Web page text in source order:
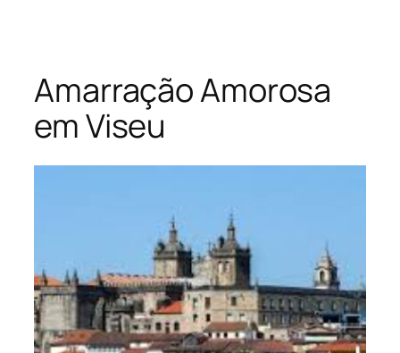
Amarração Amorosa
em Viseu